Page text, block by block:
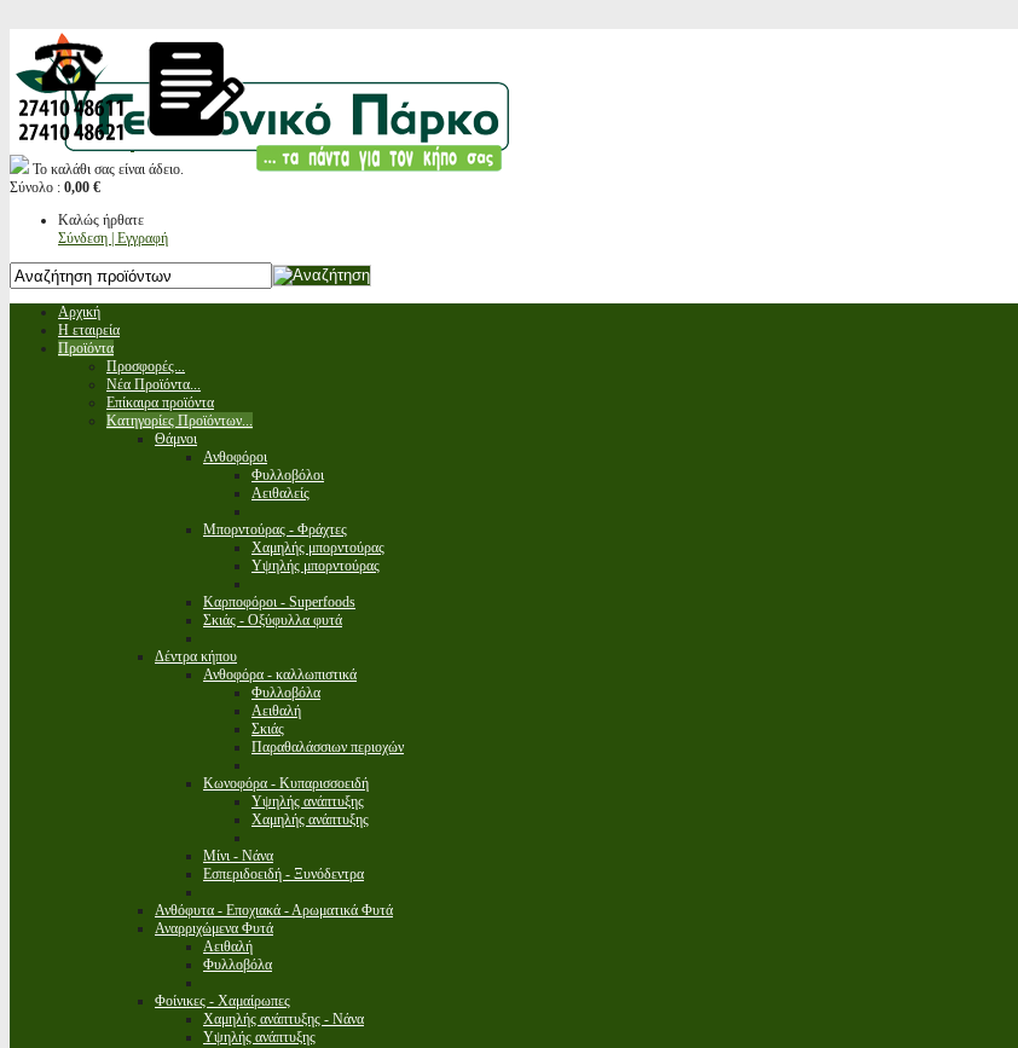
Το καλάθι σας είναι άδειο.
Σύνολο : 0,00 €
Καλώς ήρθατε
Σύνδεση | Εγγραφή
Αρχική
Η εταιρεία
Προϊόντα
Προσφορές...
Νέα Προϊόντα...
Επίκαιρα προϊόντα
Κατηγορίες Προϊόντων...
Θάμνοι
Ανθοφόροι
Φυλλοβόλοι
Αειθαλείς
Μπορντούρας - Φράχτες
Χαμηλής μπορντούρας
Υψηλής μπορντούρας
Καρποφόροι - Superfoods
Σκιάς - Οξύφυλλα φυτά
Δέντρα κήπου
Ανθοφόρα - καλλωπιστικά
Φυλλοβόλα
Αειθαλή
Σκιάς
Παραθαλάσσιων περιοχών
Κωνοφόρα - Κυπαρισσοειδή
Υψηλής ανάπτυξης
Χαμηλής ανάπτυξης
Μίνι - Νάνα
Εσπεριδοειδή - Ξυνόδεντρα
Ανθόφυτα - Εποχιακά - Αρωματικά Φυτά
Αναρριχώμενα Φυτά
Αειθαλή
Φυλλοβόλα
Φοίνικες - Χαμαίρωπες
Χαμηλής ανάπτυξης - Νάνα
Υψηλής ανάπτυξης